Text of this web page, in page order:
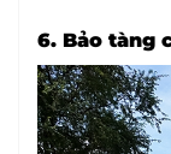
6. Bảo tàng